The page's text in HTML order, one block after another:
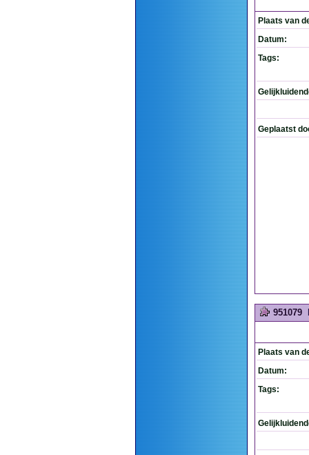
Plaats van
Datum:
Tags:
Geplaatst
951079
Plaats van
Datum:
Tags: